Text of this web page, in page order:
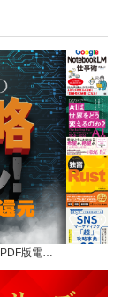
PDF版電…